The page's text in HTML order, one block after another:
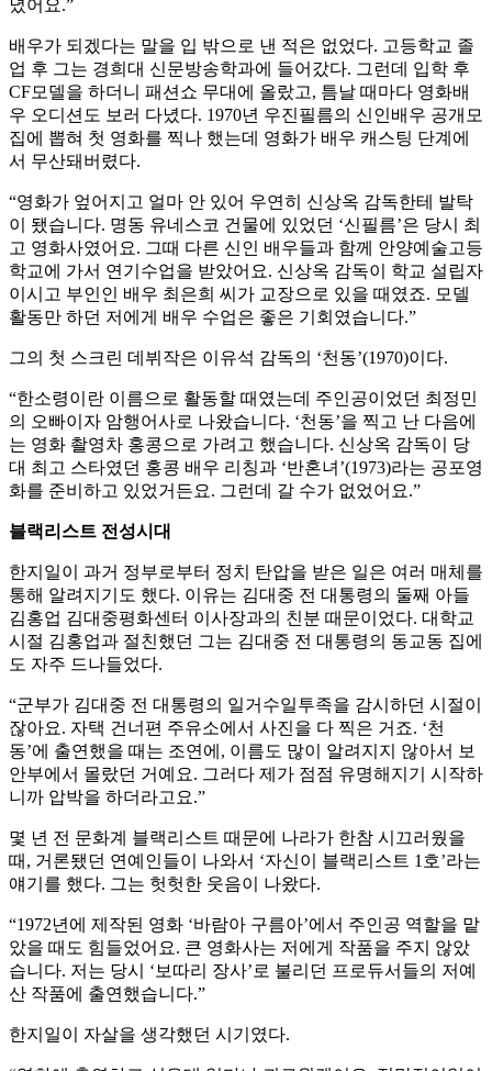
녔어요.”
배우가 되겠다는 말을 입 밖으로 낸 적은 없었다. 고등학교 졸
업 후 그는 경희대 신문방송학과에 들어갔다. 그런데 입학 후
CF모델을 하더니 패션쇼 무대에 올랐고, 틈날 때마다 영화배
우 오디션도 보러 다녔다. 1970년 우진필름의 신인배우 공개모
집에 뽑혀 첫 영화를 찍나 했는데 영화가 배우 캐스팅 단계에
서 무산돼버렸다.
“영화가 엎어지고 얼마 안 있어 우연히 신상옥 감독한테 발탁
이 됐습니다. 명동 유네스코 건물에 있었던 ‘신필름’은 당시 최
고 영화사였어요. 그때 다른 신인 배우들과 함께 안양예술고등
학교에 가서 연기수업을 받았어요. 신상옥 감독이 학교 설립자
이시고 부인인 배우 최은희 씨가 교장으로 있을 때였죠. 모델
활동만 하던 저에게 배우 수업은 좋은 기회였습니다.”
그의 첫 스크린 데뷔작은 이유석 감독의 ‘천동’(1970)이다.
“한소령이란 이름으로 활동할 때였는데 주인공이었던 최정민
의 오빠이자 암행어사로 나왔습니다. ‘천동’을 찍고 난 다음에
는 영화 촬영차 홍콩으로 가려고 했습니다. 신상옥 감독이 당
대 최고 스타였던 홍콩 배우 리칭과 ‘반혼녀’(1973)라는 공포영
화를 준비하고 있었거든요. 그런데 갈 수가 없었어요.”
블랙리스트 전성시대
한지일이 과거 정부로부터 정치 탄압을 받은 일은 여러 매체를
통해 알려지기도 했다. 이유는 김대중 전 대통령의 둘째 아들
김홍업 김대중평화센터 이사장과의 친분 때문이었다. 대학교
시절 김홍업과 절친했던 그는 김대중 전 대통령의 동교동 집에
도 자주 드나들었다.
“군부가 김대중 전 대통령의 일거수일투족을 감시하던 시절이
잖아요. 자택 건너편 주유소에서 사진을 다 찍은 거죠. ‘천
동’에 출연했을 때는 조연에, 이름도 많이 알려지지 않아서 보
안부에서 몰랐던 거예요. 그러다 제가 점점 유명해지기 시작하
니까 압박을 하더라고요.”
몇 년 전 문화계 블랙리스트 때문에 나라가 한참 시끄러웠을
때, 거론됐던 연예인들이 나와서 ‘자신이 블랙리스트 1호’라는
얘기를 했다. 그는 헛헛한 웃음이 나왔다.
“1972년에 제작된 영화 ‘바람아 구름아’에서 주인공 역할을 맡
았을 때도 힘들었어요. 큰 영화사는 저에게 작품을 주지 않았
습니다. 저는 당시 ‘보따리 장사’로 불리던 프로듀서들의 저예
산 작품에 출연했습니다.”
한지일이 자살을 생각했던 시기였다.